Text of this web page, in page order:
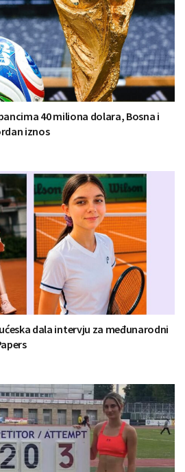
40 miliona dolara, Bosna i
iznos
dala intervju za međunarodni